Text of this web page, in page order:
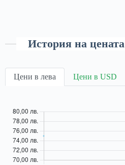
История на цената
Цени в лева Цени в USD